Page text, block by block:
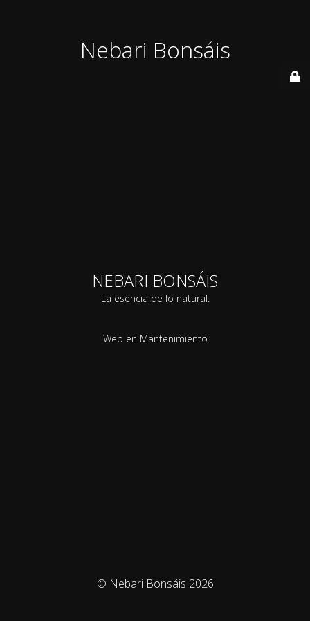
Nebari Bonsáis
NEBARI BONSÁIS
La esencia de lo natural.
Web en Mantenimiento
© Nebari Bonsáis 2026